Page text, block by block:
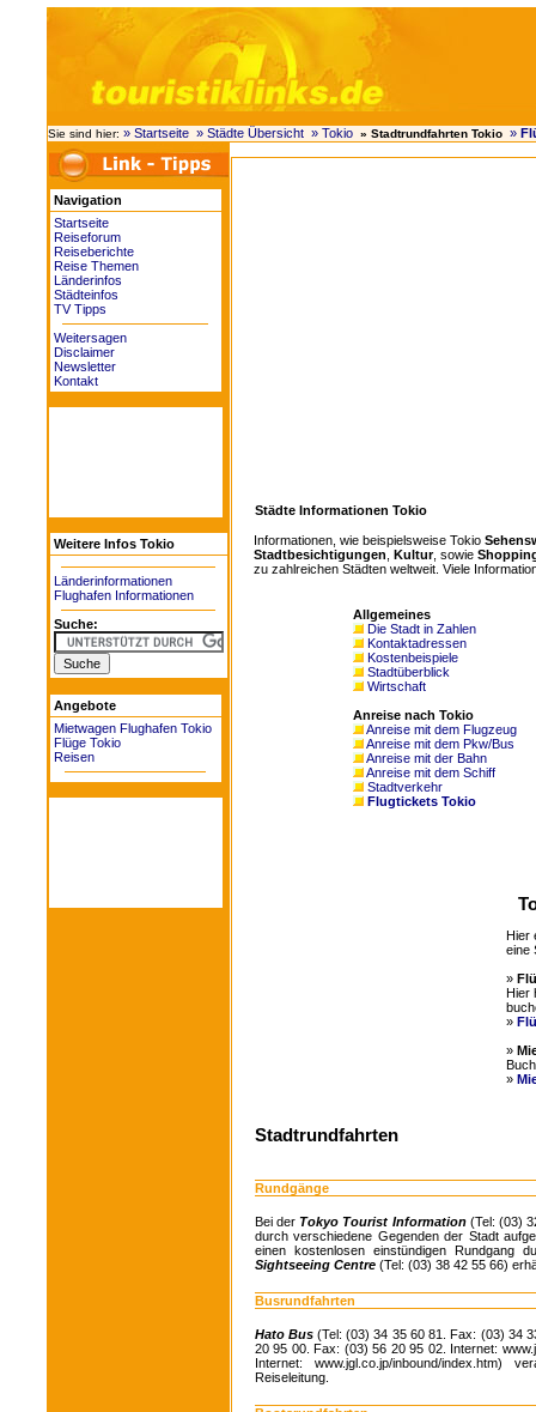
Sie sind hier: » Startseite » Städte Übersicht » Tokio » Stadtrundfahrten Tokio »
Navigation
Startseite
Reiseforum
Reiseberichte
Reise Themen
Länderinfos
Städteinfos
TV Tipps
Weitersagen
Disclaimer
Newsletter
Kontakt
Weitere Infos Tokio
Länderinformationen
Flughafen Informationen
Suche:
Angebote
Mietwagen Flughafen Tokio
Flüge Tokio
Reisen
Städte Informationen Tokio
Informationen, wie beispielsweise Tokio
Stadtbesichtigungen
Kultur, sowie
zu zahlreichen Städten weltweit. Viele
Allgemeines
Die Stadt in Zahlen
Kontaktadressen
Kostenbeispiele
Stadtüberblick
Wirtschaft
Anreise nach Tokio
Anreise mit dem Flugzeug
Anreise mit dem Pkw/Bus
Anreise mit der Bahn
Anreise mit dem Schiff
Stadtverkehr
Flugtickets Tokio
Hier
eine
»
Hier
»
»
»
Stadtrundfahrten
Rundgänge
Bei der Tokyo Tourist Information (Tel: (03)
durch verschiedene Gegenden der Stadt
einen kostenlosen einstündigen Rundgang
Sightseeing Centre (Tel: (03) 38 42 55 66)
Busrundfahrten
Hato Bus (Tel: (03) 34 35 60 81. Fax: (03) 34
20 95 00. Fax: (03) 56 20 95 02. Internet:
Internet: www.jgl.co.jp/inbound/index.htm)
Reiseleitung.